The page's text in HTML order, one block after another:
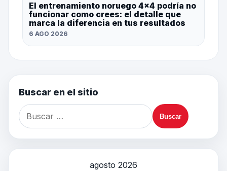
El entrenamiento noruego 4×4 podría no
funcionar como crees: el detalle que
marca la diferencia en tus resultados
6 AGO 2026
Buscar en el sitio
agosto 2026